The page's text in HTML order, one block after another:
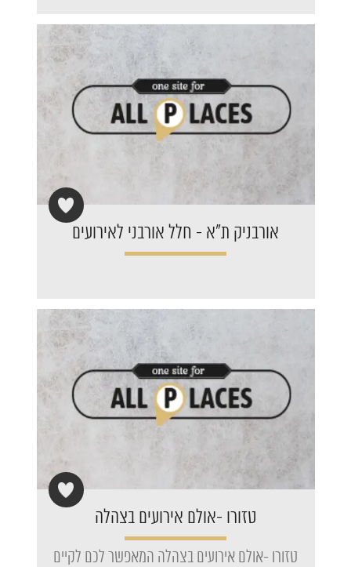
אורבניק ת"א - חלל אורבני לאירועים
טזורו -אולם אירועים בצהלה
טזורו -אולם אירועים בצהלה המאפשר לכם לקיים